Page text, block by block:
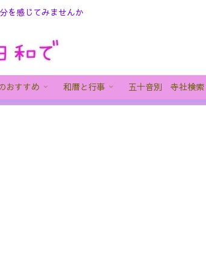
を感じてみませんか
おすすめ 和暦と行事 五十音別 寺社検索